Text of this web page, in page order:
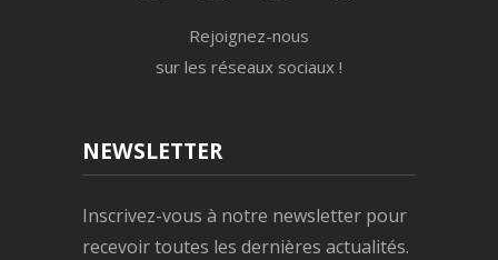
Rejoignez-nous
sur les réseaux sociaux !
NEWSLETTER
Inscrivez-vous à notre newsletter pour
recevoir toutes les dernières actualités.